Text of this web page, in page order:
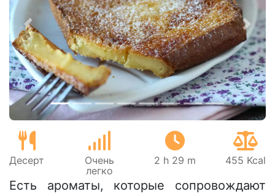
Предыдущий
Десерт
Очень
легко
2 h 29 m 455 Kcal
Есть ароматы, которые сопровождают